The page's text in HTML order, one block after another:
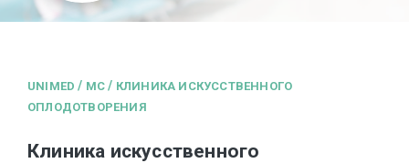
UNIMED / MC / КЛИНИКА ИСКУССТВЕННОГО
ОПЛОДОТВОРЕНИЯ
Клиника искусственного